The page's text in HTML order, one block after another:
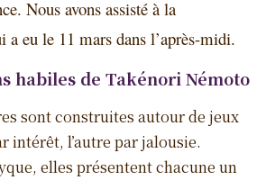
Nous avons assisté à la
a eu le 11 mars dans l’après-midi.
habiles de Takénori Némoto
sont construites autour de jeux
intérêt, l’autre par jalousie.
elles présentent chacune un